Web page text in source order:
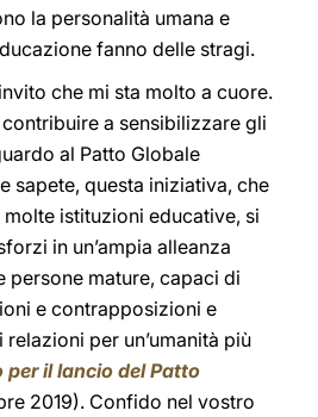
la personalità umana e
fanno delle stragi.
che mi sta molto a cuore.
a sensibilizzare gli
al Patto Globale
sapete, questa iniziativa, che
molte istituzioni educative, si
in un’ampia alleanza
persone mature, capaci di
e contrapposizioni e
per un’umanità più
per il lancio del Patto
2019). Confido nel vostro